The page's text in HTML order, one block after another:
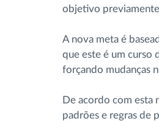
objetivo
A nova meta é
que este é um curso
forçando mudanças
De acordo com esta
padrões e regras de